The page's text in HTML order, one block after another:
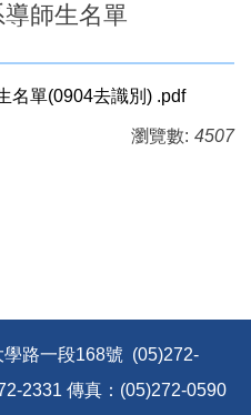
師生名單
名單(0904去識別) .pdf
瀏覽數: 4507
學路一段168號 (05)272-
2331 傳真：(05)272-0590